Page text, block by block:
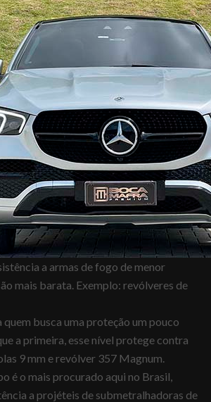
a armas de fogo de menor
mais barata. Exemplo: revólveres de
busca uma proteção um pouco
a primeira, esse nível protege contra
9 mm e revólver 357 Magnum.
é o mais procurado aqui no Brasil,
a projéteis de submetralhadoras de